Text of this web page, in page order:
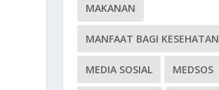
MAKANAN
MANFAAT BAGI KESEHATAN
MEDIA SOSIAL MEDSOS